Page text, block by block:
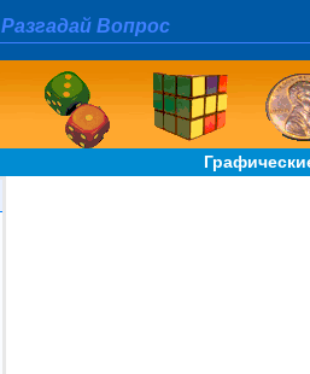
Разгадай Вопрос